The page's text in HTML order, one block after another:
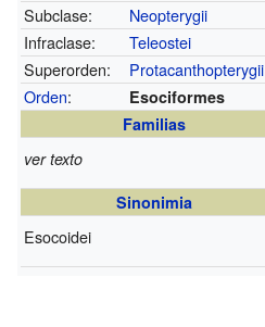
Subclase:
Neopterygii
Infraclase:
Teleostei
Superorden:
Protacanthopterygii
Orden:
Esociformes
Familias
ver texto
Sinonimia
Esocoidei